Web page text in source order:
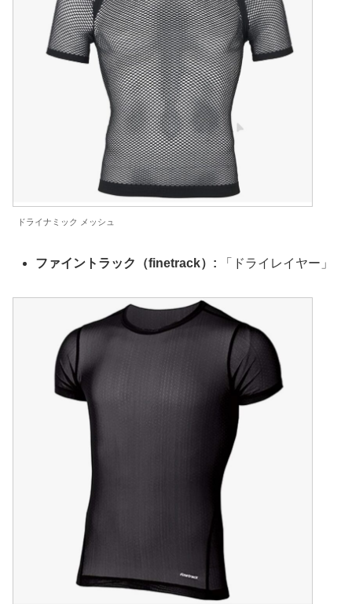
ドライナミック メッシュ
ファイントラック（finetrack）: 「ドライレイヤー」